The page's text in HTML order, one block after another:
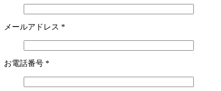
メールアドレス *
お電話番号 *